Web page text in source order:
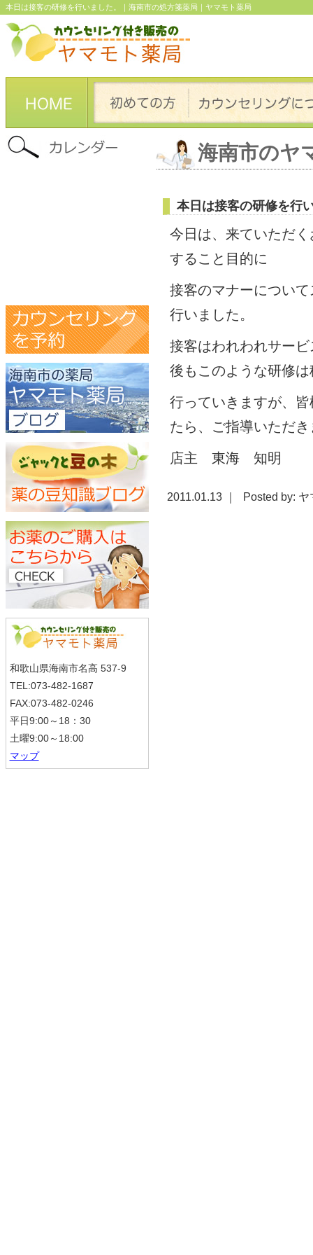
本日は接客の研修を行いました。｜海南市の処方箋薬局｜ヤマモト薬局
和歌山県海南市名高 537-9
TEL:073-482-1687
FAX:073-482-0246
平日9:00～18：30
土曜9:00～18:00
マップ
海南市のヤ
本日は接客の研修を行
今日は、来ていただ
すること目的に
接客のマナーについ
行いました。
接客はわれわれサー
後もこのような研修
行っていきますが、
たら、ご指導いただ
店主 東海 知明
2011.01.13 ｜ Posted by: